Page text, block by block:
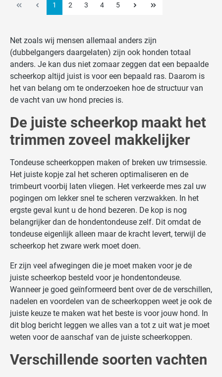
1 2 3 4 5
Net zoals wij mensen allemaal anders zijn
(dubbelgangers daargelaten) zijn ook honden totaal
anders. Je kan dus niet zomaar zeggen dat een bepaalde
scheerkop altijd juist is voor een bepaald ras. Daarom is
het van belang om te onderzoeken hoe de structuur van
de vacht van uw hond precies is.
De juiste scheerkop maakt het
trimmen zoveel makkelijker
Tondeuse scheerkoppen maken of breken uw trimsessie.
Het juiste kopje zal het scheren optimaliseren en de
trimbeurt voorbij laten vliegen. Het verkeerde mes zal uw
pogingen om lekker snel te scheren verzwakken. In het
ergste geval kunt u de hond bezeren. De kop is nog
belangrijker dan de hondentondeuse zelf. Dit omdat de
tondeuse eigenlijk alleen maar de kracht levert, terwijl de
scheerkop het zware werk moet doen.
Er zijn veel afwegingen die je moet maken voor je de
juiste scheerkop besteld voor je hondentondeuse.
Wanneer je goed geïnformeerd bent over de de verschillen,
nadelen en voordelen van de scheerkoppen weet je ook de
juiste keuze te maken wat het beste is voor jouw hond. In
dit blog bericht leggen we alles van a tot z uit wat je moet
weten voor de aanschaf van de juiste scheerkoppen.
Verschillende soorten vachten